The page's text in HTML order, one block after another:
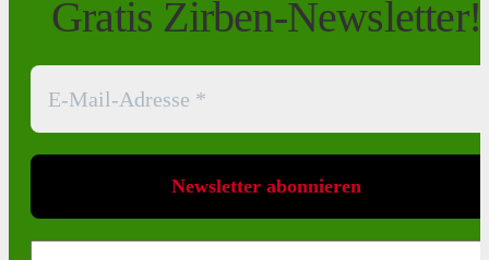
Gratis Zirben-Newsletter!